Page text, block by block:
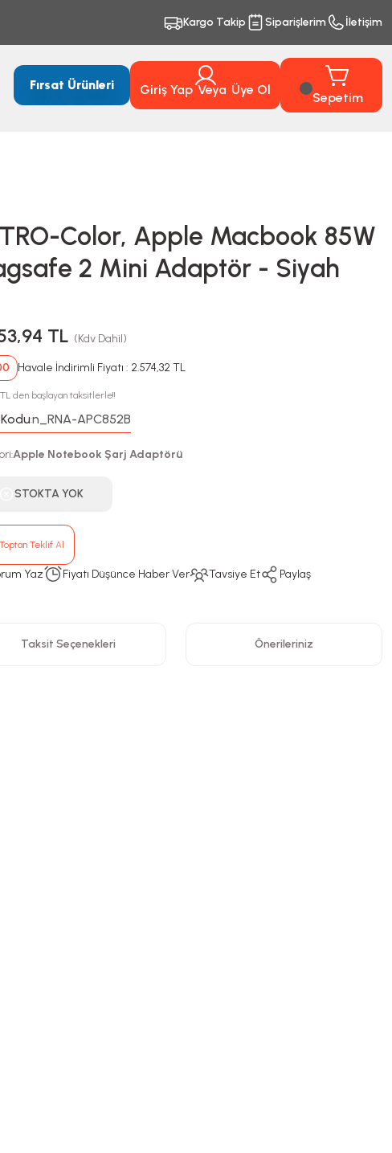
Kargo Takip Siparişlerim İletişim
Fırsat Ürünleri Giriş Yap Veya Üye Ol
Sepetim
Color, Apple Macbook 85W
2 Mini Adaptör - Siyah
TL (Kdv Dahil)
Havale İndirimli Fiyatı : 2.574,32 TL
den başlayan taksitlerle!!
:n_RNA-APC852B
:Apple Notebook Şarj Adaptörü
STOKTA YOK
Toptan Teklif Al
Yaz Fiyatı Düşünce Haber Ver Tavsiye Et Paylaş
Taksit Seçenekleri Önerileriniz